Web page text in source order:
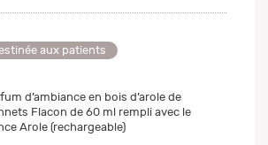
aux patients
d’ambiance en bois d’arole de
Flacon de 60 ml rempli avec le
Arole (rechargeable)